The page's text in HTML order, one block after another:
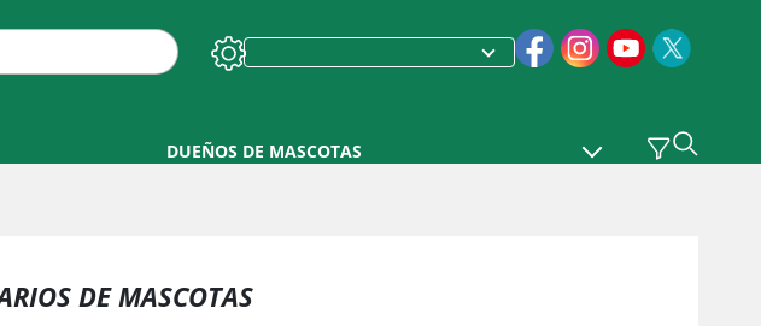
DUEÑOS DE MASCOTAS
DE MASCOTAS